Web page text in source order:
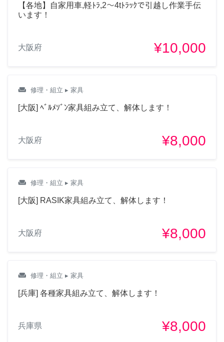
【各地】自家用車,軽ﾄﾗ,2～4tﾄﾗｯｸで引越し作業手伝
います！
大阪府 ¥10,000
weekend 修理・組立 ▸ 家具
[大阪] ﾍﾞﾙﾒｿﾞﾝ家具組み立て、解体します！
大阪府 ¥8,000
weekend 修理・組立 ▸ 家具
[大阪] RASIK家具組み立て、解体します！
大阪府 ¥8,000
weekend 修理・組立 ▸ 家具
[兵庫] 各種家具組み立て、解体します！
兵庫県 ¥8,000